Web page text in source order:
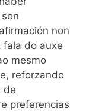
non
fala do auxe
mesmo
reforzando
de
preferencias